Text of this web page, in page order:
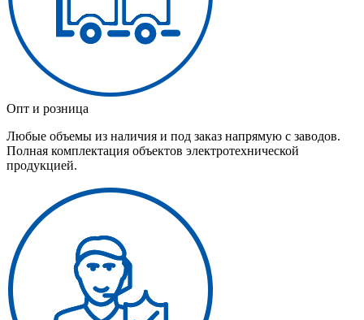
Опт и розница
Любые объемы из наличия и под заказ напрямую с заводов.
Полная комплектация объектов электротехнической
продукцией.